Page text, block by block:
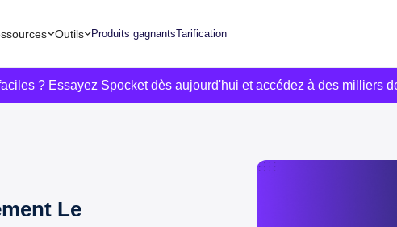
Outils Produits gagnantsTarification
? Essayez Spocket dès aujourd'hui et accédez à des milliers
Le